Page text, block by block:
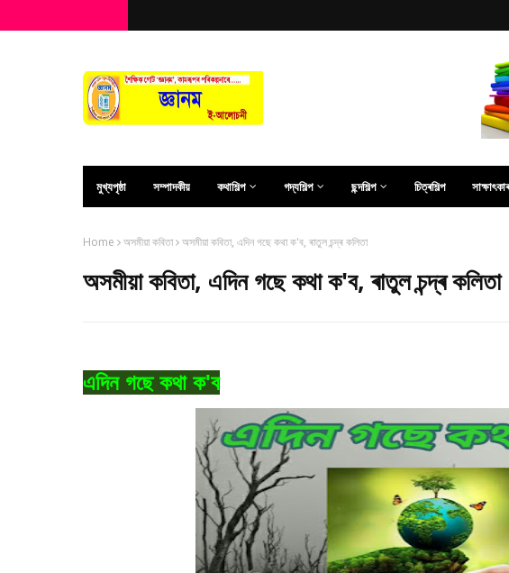
মুখ্যপৃষ্ঠা সম্পাদকীয় কথাশিল্প গদ্যশিল্প ছন্দশিল্প চিত্ৰশিল্প সাক্ষাৎকাৰ
Home অসমীয়া কবিতা অসমীয়া কবিতা, এদিন গছে কথা ক'ব, ৰাতুল চন্দ্ৰ কলিতা
অসমীয়া কবিতা, এদিন গছে কথা ক'ব, ৰাতুল চন্দ্ৰ কলিতা
এদিন গছে কথা ক'ব